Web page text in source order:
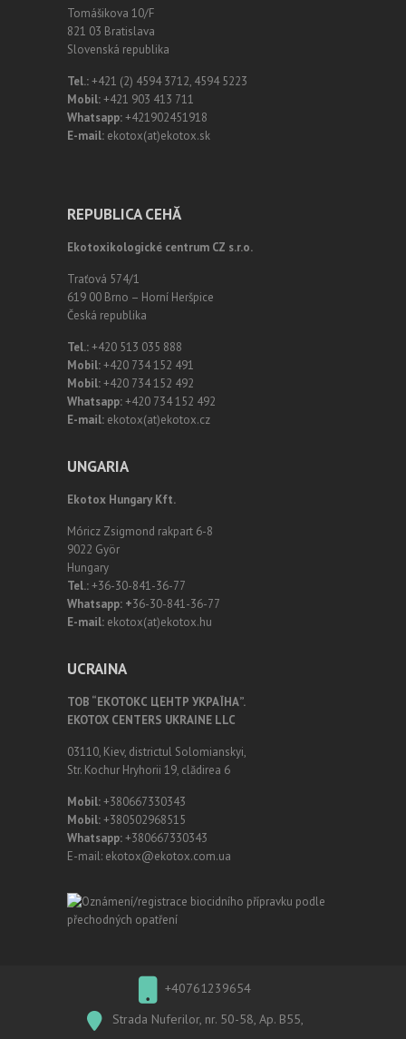
Tomášikova 10/F
821 03 Bratislava
Slovenská republika
Tel.:+421 (2) 4594 3712, 4594 5223
Mobil:+421 903 413 711
Whatsapp:+421902451918
E-mail: ekotox(at)ekotox.sk
REPUBLICA CEHĂ
Ekotoxikologické centrum CZ s.r.o.
Traťová 574/1
619 00 Brno – Horní Heršpice
Česká republika
Tel.:+420 513 035 888
Mobil:+420 734 152 491
Mobil:+420 734 152 492
Whatsapp:+420 734 152 492
E-mail: ekotox(at)ekotox.cz
UNGARIA
Ekotox Hungary Kft.
Móricz Zsigmond rakpart 6-8
9022 Györ
Hungary
Tel.:+36-30-841-36-77
Whatsapp: +36-30-841-36-77
E-mail: ekotox(at)ekotox.hu
UCRAINA
ТОВ “ЕКОТОКС ЦЕНТР УКРАЇНА”.
EKOTOX CENTERS UKRAINE LLC
03110, Kiev, districtul Solomianskyi,
Str. Kochur Hryhorii 19, clădirea 6
Mobil:+380667330343
Mobil:+380502968515
Whatsapp:+380667330343
E-mail: ekotox@ekotox.com.ua
+40761239654
Strada Nuferilor, nr. 50-58, Ap. B55,